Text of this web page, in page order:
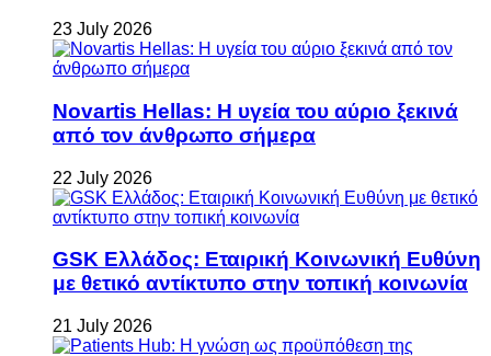
23 July 2026
Novartis Hellas: Η υγεία του αύριο ξεκινά
από τον άνθρωπο σήμερα
22 July 2026
GSK Ελλάδος: Εταιρική Κοινωνική Ευθύνη
με θετικό αντίκτυπο στην τοπική κοινωνία
21 July 2026